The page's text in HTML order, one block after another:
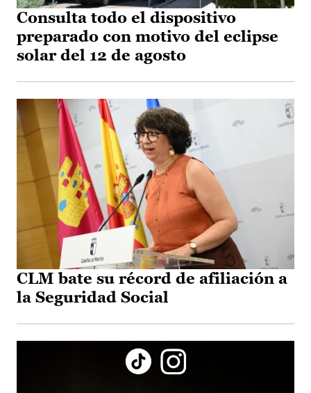
Consulta todo el dispositivo
preparado con motivo del eclipse
solar del 12 de agosto
CLM bate su récord de afiliación a
la Seguridad Social